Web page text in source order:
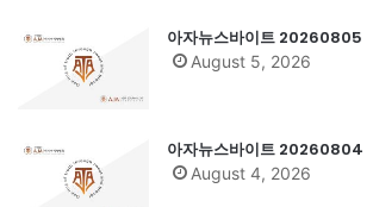
아자뉴스바이트 20260805
August 5, 2026
아자뉴스바이트 20260804
August 4, 2026